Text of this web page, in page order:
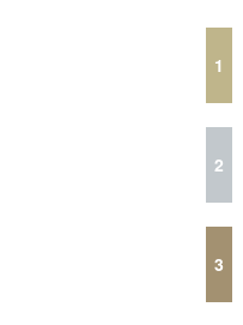
1
2
3